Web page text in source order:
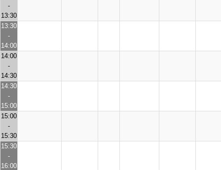
-
13:30
13:30
-
14:00
14:00
-
14:30
14:30
-
15:00
15:00
-
15:30
15:30
-
16:00